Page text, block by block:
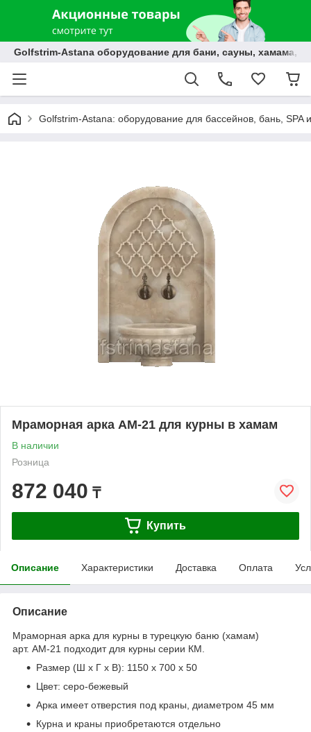
Golfstrim-Astana оборудование для бани, сауны, хамама,
Golfstrim-Astana: оборудование для бассейнов, бань, SPA
Мраморная арка АМ-21 для курны в хамам
В наличии
Розница
872 040 ₸
Купить
Описание Характеристики Доставка Оплата
Описание
Мраморная арка для курны в турецкую баню (хамам)
арт. АМ-21 подходит для курны серии КМ.
Размер (Ш х Г х В): 1150 х 700 х 50
Цвет: серо-бежевый
Арка имеет отверстия под краны, диаметром 45 мм
Курна и краны приобретаются отдельно